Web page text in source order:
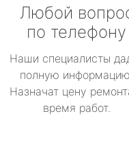
Любой
по телефону
Наши специалисты
полную
Назначат цену
время работ.